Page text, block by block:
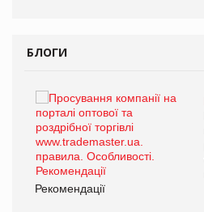
БЛОГИ
Рекомендації